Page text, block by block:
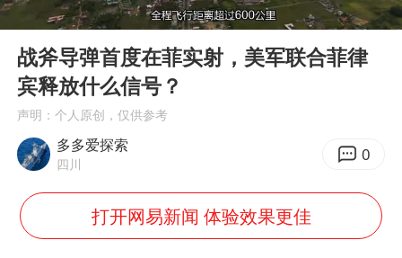
《龙餐馆》 冲奖
世界第1特鲁姆普斯诺克中国赛一轮游
新疆一婚礼线上邀请引热议
香港刷新1884年以来最高气温纪录
国足U17与阿森纳决赛取消 并列冠军
构建更高水平的全民健身公共服务体系
Play
00:00 01:01
战斧导弹首度在菲实射，美军联合菲律
宾释放什么信号？
声明：个人原创，仅供参考
多多爱探索
四川 0
打开网易新闻 体验效果更佳